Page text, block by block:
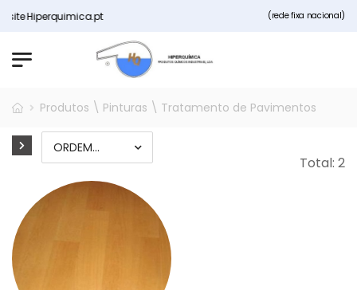
Hiperquimica.pt (rede fixa nacional)
Produtos \ Pinturas \ Tratamento de Pavimentos
Total: 2